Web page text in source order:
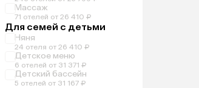
Массаж
71 отелей от 26 410 ₽
Для семей с детьми
Няня
24 отеля от 26 410 ₽
Детское меню
6 отелей от 31 371 ₽
Детский бассейн
5 отелей от 31 167 ₽